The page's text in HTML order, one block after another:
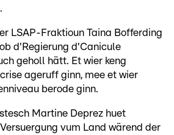
LSAP-Fraktioun Taina Bofferding
d'Regierung d'Canicule
geholl hätt. Et wier keng
ageruff ginn, mee et wier
berode ginn.
Martine Deprez huet
vum Land wärend der